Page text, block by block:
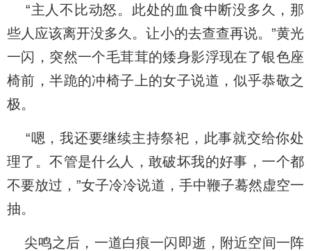
“主人不比动怒。此处的血食中断没多久，那
些人应该离开没多久。让小的去查查再说。”黄光
一闪，突然一个毛茸茸的矮身影浮现在了银色座
椅前，半跪的冲椅子上的女子说道，似乎恭敬之
极。
“嗯，我还要继续主持祭祀，此事就交给你处
理了。不管是什么人，敢破坏我的好事，一个都
不要放过，”女子冷冷说道，手中鞭子蓦然虚空一
抽。
尖鸣之后，一道白痕一闪即逝，附近空间一阵